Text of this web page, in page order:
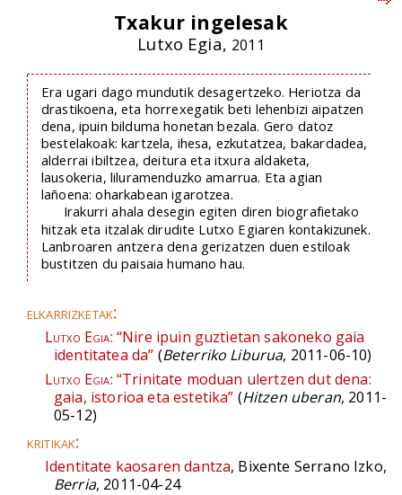
Txakur ingelesak
Lutxo Egia, 2011
Era ugari dago mundutik desagertzeko. Heriotza da
drastikoena, eta horrexegatik beti lehenbizi aipatzen
dena, ipuin bilduma honetan bezala. Gero datoz
bestelakoak: kartzela, ihesa, ezkutatzea, bakardadea,
alderrai ibiltzea, deitura eta itxura aldaketa,
lausokeria, liluramenduzko amarrua. Eta agian
lañoena: oharkabean igarotzea.
Irakurri ahala desegin egiten diren biografietako
hitzak eta itzalak dirudite Lutxo Egiaren kontakizunek.
Lanbroaren antzera dena gerizatzen duen estiloak
bustitzen du paisaia humano hau.
elkarrizketak:
Lutxo Egia: “Nire ipuin guztietan sakoneko gaia
identitatea da” (Beterriko Liburua, 2011-06-10)
Lutxo Egia: “Trinitate moduan ulertzen dut dena:
gaia, istorioa eta estetika” (Hitzen uberan, 2011-
05-12)
kritikak:
Identitate kaosaren dantza, Bixente Serrano Izko,
Berria, 2011-04-24